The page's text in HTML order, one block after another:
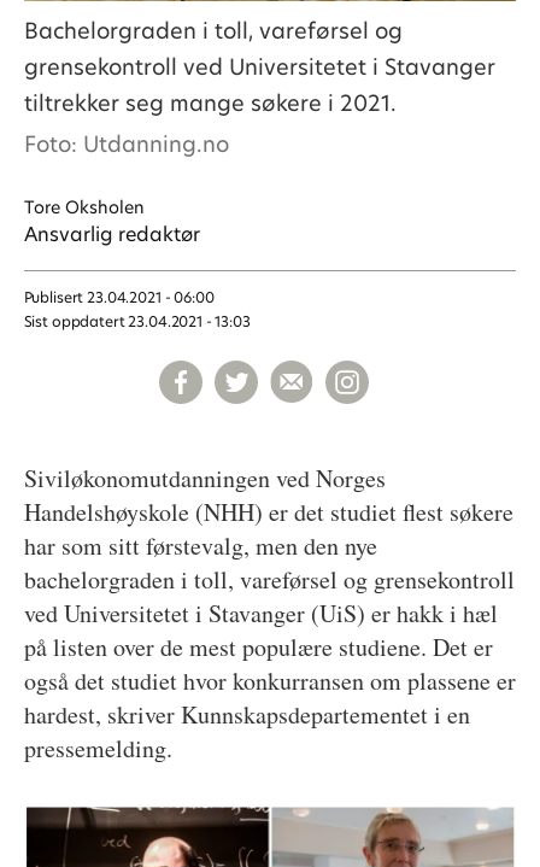
Bachelorgraden i toll, vareførsel og
grensekontroll ved Universitetet i Stavanger
tiltrekker seg mange søkere i 2021.
Foto: Utdanning.no
Tore Oksholen
Ansvarlig redaktør
Publisert 23.04.2021 - 06:00
Sist oppdatert 23.04.2021 - 13:03
Siviløkonomutdanningen ved Norges
Handelshøyskole (NHH) er det studiet flest søkere
har som sitt førstevalg, men den nye
bachelorgraden i toll, vareførsel og grensekontroll
ved Universitetet i Stavanger (UiS) er hakk i hæl
på listen over de mest populære studiene. Det er
også det studiet hvor konkurransen om plassene er
hardest, skriver Kunnskapsdepartementet i en
pressemelding.